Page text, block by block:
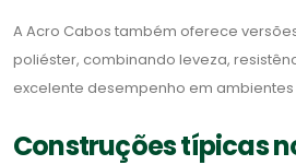
A Acro Cabos também oferece
poliéster, combinando leveza,
excelente desempenho em ambientes
Construções típicas